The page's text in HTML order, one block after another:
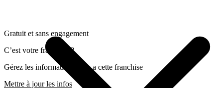
Gratuit et sans engagement
C’est votre franchise ?
Gérez les informations liées a cette franchise
Mettre à jour les infos